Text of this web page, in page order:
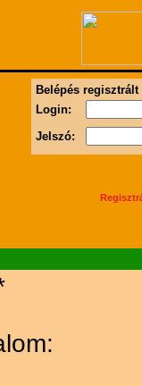
Belépés regisztrált
Login:
Jelszó: